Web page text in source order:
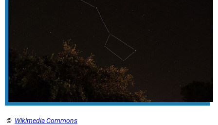
© Wikimedia Commons